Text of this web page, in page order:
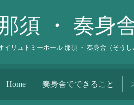
須 ・ 奏身
イリュトミーホール 那須 ・ 奏身舎（そう
Home 奏身舎でできること